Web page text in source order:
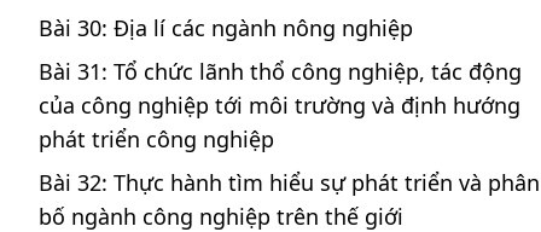
Bài 30: Địa lí các ngành nông nghiệp
Bài 31: Tổ chức lãnh thổ công nghiệp, tác động
của công nghiệp tới môi trường và định hướng
phát triển công nghiệp
Bài 32: Thực hành tìm hiểu sự phát triển và phân
bố ngành công nghiệp trên thế giới